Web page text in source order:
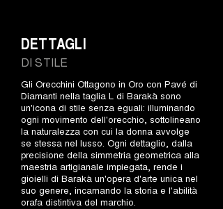
DI STILE
DETTAGLI
Gli Orecchini Ottagono in Oro con Pavé di
Diamanti nella taglia L di Barakà sono
un'icona di stile senza eguali: illuminando
ogni movimento dell'orecchio, sottolineano
la naturalezza con cui la donna avvolge
se stessa nel lusso. Ogni dettaglio, dalla
precisione della simmetria geometrica alla
maestria artigianale impiegata, rende i
gioielli di Barakà un'opera d'arte unica nel
suo genere, incarnando la storia e l'abilità
orafa distintiva del marchio.